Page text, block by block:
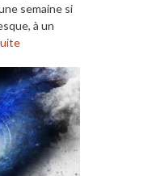
semaine si
à un